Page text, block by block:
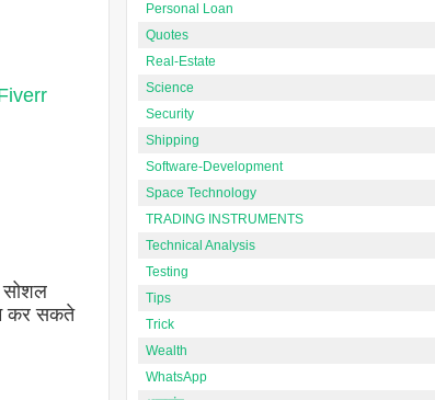
सोशल
कर सकते
Personal Loan
Quotes
Real-Estate
Science
Security
Shipping
Software-Development
Space Technology
TRADING INSTRUMENTS
Technical Analysis
Testing
Tips
Trick
Wealth
WhatsApp